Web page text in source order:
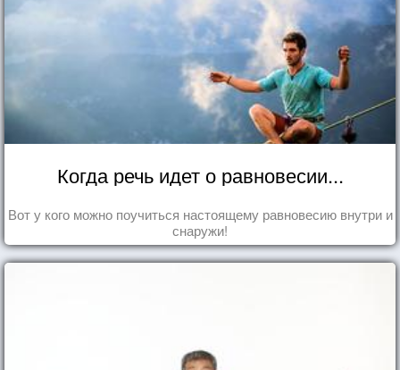
Когда речь идет о равновесии...
Вот у кого можно поучиться настоящему равновесию внутри и
снаружи!